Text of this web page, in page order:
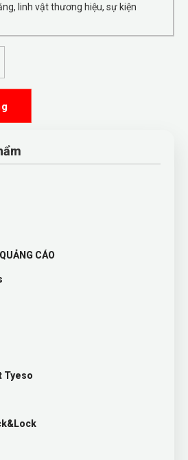
linh vật thương hiệu, sự kiện
CÁO
Tyeso